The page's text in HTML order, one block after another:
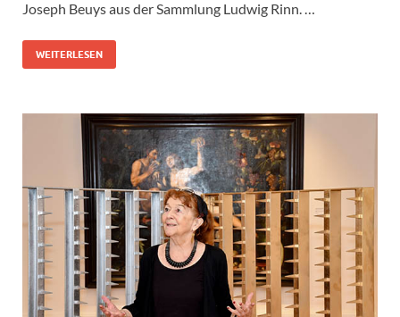
Joseph Beuys aus der Sammlung Ludwig Rinn. …
WEITERLESEN